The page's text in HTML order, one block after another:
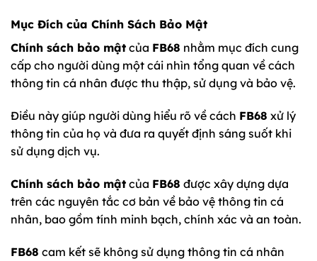
Mục Đích của Chính Sách Bảo Mật
Chính sách bảo mật của FB68 nhằm mục đích cung
cấp cho người dùng một cái nhìn tổng quan về cách
thông tin cá nhân được thu thập, sử dụng và bảo vệ.
Điều này giúp người dùng hiểu rõ về cách FB68 xử lý
thông tin của họ và đưa ra quyết định sáng suốt khi
sử dụng dịch vụ.
Chính sách bảo mật của FB68 được xây dựng dựa
trên các nguyên tắc cơ bản về bảo vệ thông tin cá
nhân, bao gồm tính minh bạch, chính xác và an toàn.
FB68 cam kết sẽ không sử dụng thông tin cá nhân